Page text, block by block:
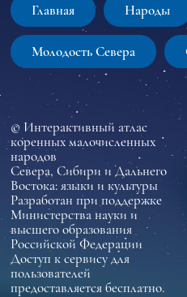
Главная Народы
Молодость Севера
© Интерактивный атлас
коренных малочисленных
народов
Севера, Сибири и Дальнего
Востока: языки и культуры
Разработан при поддержке
Министерства науки и
высшего образования
Российской Федерации
Доступ к сервису для
пользователей
предоставляется бесплатно.